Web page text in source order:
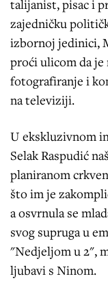
talijanist, pisac i
zajedničku
izbornoj jedinici,
proći ulicom da
fotografiranje i
na televiziji.
U ekskluzivnom
Selak Raspudić
planiranom
što im je
a osvrnula se
svog supruga u
"Nedjeljom u 2",
ljubavi s Ninom.